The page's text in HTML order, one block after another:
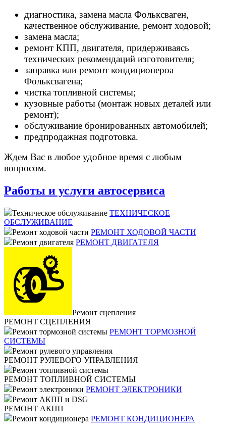
диагностика, замена масла Фольксваген,
качественное обслуживание, ремонт ходовой;
замена масла;
ремонт КПП, двигателя, придерживаясь
технических рекомендаций изготовителя;
заправка или ремонт кондиционероа
Фольксвагена;
чистка топливной системы;
кузовные работы (монтаж новых деталей или
ремонт);
обслуживание бронированных автомобилей;
предпродажная подготовка.
Ждем Вас в любое удобное время с любым
вопросом.
Работы и услуги автосервиса
Техническое обслуживание ТЕХНИЧЕСКОЕ
ОБСЛУЖИВАНИЕ
Ремонт ходовой части РЕМОНТ ХОДОВОЙ ЧАСТИ
Ремонт двигателя РЕМОНТ ДВИГАТЕЛЯ
Ремонт сцепления
РЕМОНТ СЦЕПЛЕНИЯ
Ремонт тормозной системы РЕМОНТ ТОРМОЗНОЙ
СИСТЕМЫ
Ремонт рулевого управления
РЕМОНТ РУЛЕВОГО УПРАВЛЕНИЯ
Ремонт топливной системы
РЕМОНТ ТОПЛИВНОЙ СИСТЕМЫ
Ремонт электроники РЕМОНТ ЭЛЕКТРОНИКИ
Ремонт АКПП и DSG
РЕМОНТ АКПП
Ремонт кондиционера РЕМОНТ КОНДИЦИОНЕРА